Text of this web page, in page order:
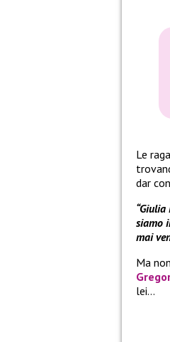
Le
dar
siamo
mai
Ma
lei…